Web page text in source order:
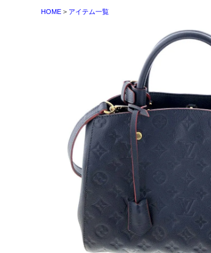
HOME アイテム一覧